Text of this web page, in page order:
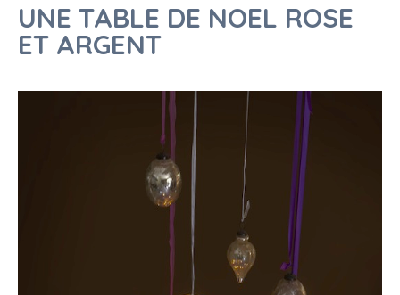
UNE TABLE DE NOEL ROSE
ET ARGENT